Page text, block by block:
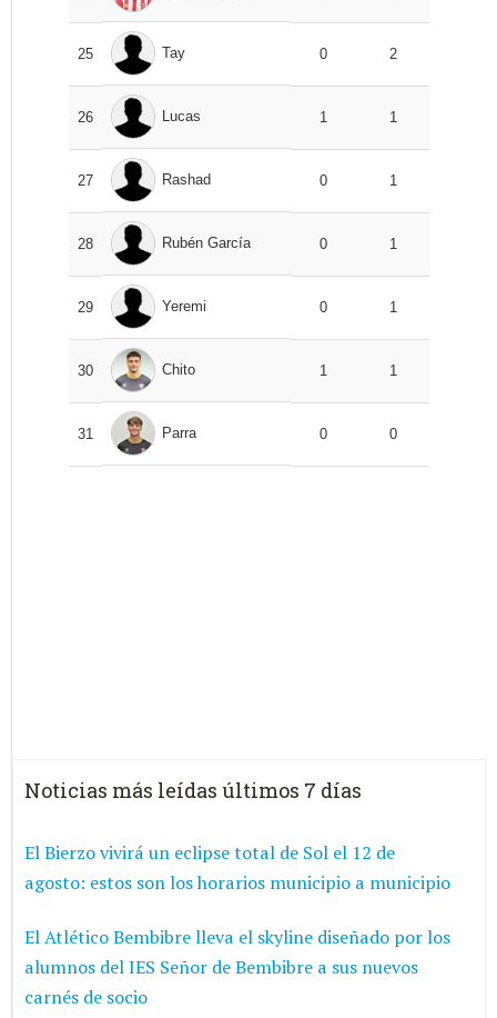
25 Tay 0 2
26 Lucas 1 1
27 Rashad 0 1
28 Rubén García 0 1
29 Yeremi 0 1
30 Chito 1 1
31 Parra 0 0
Noticias más leídas últimos 7 días
El Bierzo vivirá un eclipse total de Sol el 12 de
agosto: estos son los horarios municipio a municipio
El Atlético Bembibre lleva el skyline diseñado por los
alumnos del IES Señor de Bembibre a sus nuevos
carnés de socio